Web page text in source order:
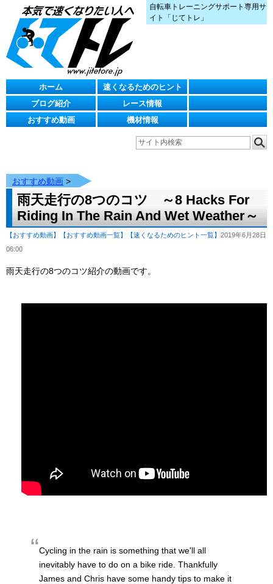
自転車トレーニングサポート専用サ
イト「じてトレ」
ホーム
速くなるためのヒント
ブログ紹介
レース情報
おすすめ動画
機材情報
おすすめ動画 >
雨天走行の8つのコツ ～8 Hacks For
Riding In The Rain And Wet Weather～
【おすすめ動画】 【おすすめ動画一覧】 【速くなるためのヒント一覧】 2019年6月28日
06:00
雨天走行の8つのコツ紹介の動画です。
Cycling in the rain is something that we'll all
inevitably have to do on a bike ride. Thankfully
James and Chris have some handy tips to make it